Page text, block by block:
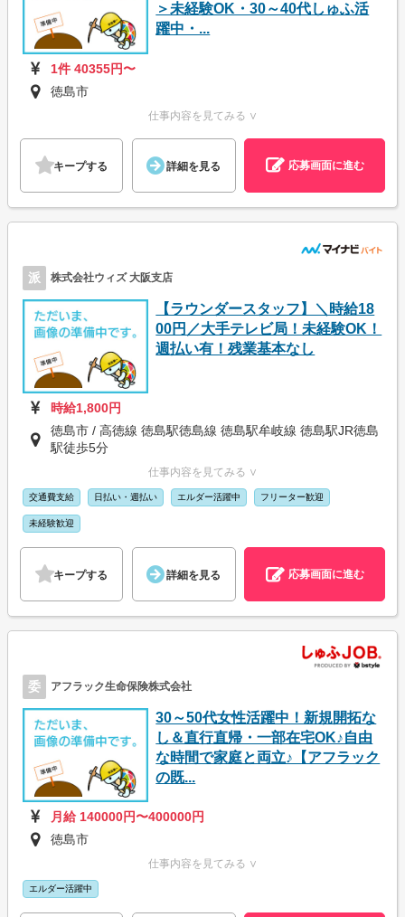
＞未経験OK・30～40代しゅふ活
躍中・...
1件 40355円〜
徳島市
仕事内容を見てみる ∨
キープする 詳細を見る 応募画面に進む
派 株式会社ウィズ 大阪支店
【ラウンダースタッフ】＼時給18
00円／大手テレビ局！未経験OK！
週払い有！残業基本なし
時給1,800円
徳島市 / 高徳線 徳島駅徳島線 徳島駅牟岐線 徳島駅JR徳島
駅徒歩5分
仕事内容を見てみる ∨
交通費支給 日払い・週払い エルダー活躍中 フリーター歓迎
未経験歓迎
キープする 詳細を見る 応募画面に進む
委 アフラック生命保険株式会社
30～50代女性活躍中！新規開拓な
し＆直行直帰・一部在宅OK♪自由
な時間で家庭と両立♪【アフラック
の既...
月給 140000円〜400000円
徳島市
仕事内容を見てみる ∨
エルダー活躍中